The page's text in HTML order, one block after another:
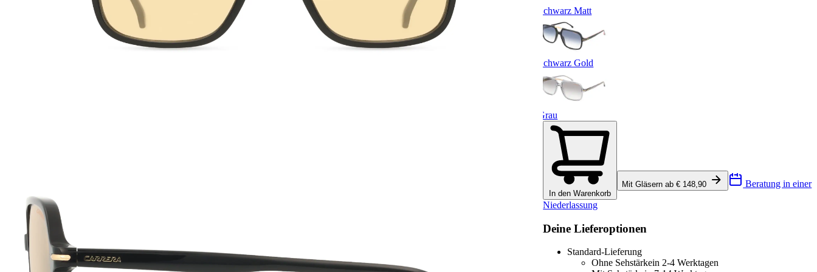
Schwarz Matt
Schwarz Gold
Grau
In den Warenkorb
Mit Gläsern ab € 148,90 Beratung in einer
Niederlassung
Deine Lieferoptionen
Standard-Lieferung
Ohne Sehstärkein 2-4 Werktagen